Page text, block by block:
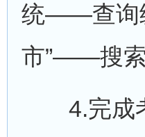
统——查询
市”——搜
4.完成考